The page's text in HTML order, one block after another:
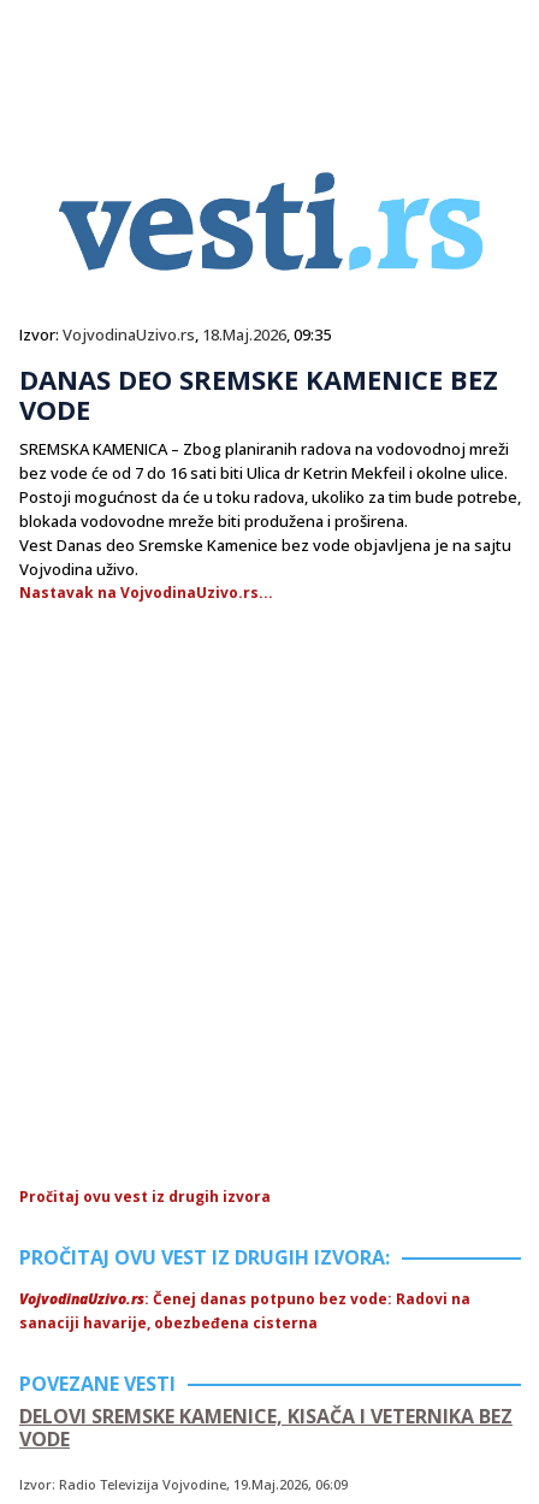
Izvor: VojvodinaUzivo.rs, 18.Maj.2026, 09:35
DANAS DEO SREMSKE KAMENICE BEZ
VODE
SREMSKA KAMENICA – Zbog planiranih radova na vodovodnoj mreži
bez vode će od 7 do 16 sati biti Ulica dr Ketrin Mekfeil i okolne ulice.
Postoji mogućnost da će u toku radova, ukoliko za tim bude potrebe,
blokada vodovodne mreže biti produžena i proširena.
Vest Danas deo Sremske Kamenice bez vode objavljena je na sajtu
Vojvodina uživo.
Nastavak na VojvodinaUzivo.rs...
Pročitaj ovu vest iz drugih izvora
PROČITAJ OVU VEST IZ DRUGIH IZVORA:
VojvodinaUzivo.rs: Čenej danas potpuno bez vode: Radovi na
sanaciji havarije, obezbeđena cisterna
POVEZANE VESTI
DELOVI SREMSKE KAMENICE, KISAČA I VETERNIKA BEZ
VODE
Izvor: Radio Televizija Vojvodine, 19.Maj.2026, 06:09